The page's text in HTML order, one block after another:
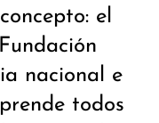
el
nacional e
todos